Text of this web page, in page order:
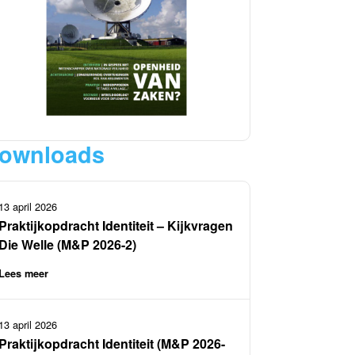
april 2026
Identiteit – Kijkvragen
Welle (M&P 2026-2)
meer
april 2026
Identiteit (M&P 2026-